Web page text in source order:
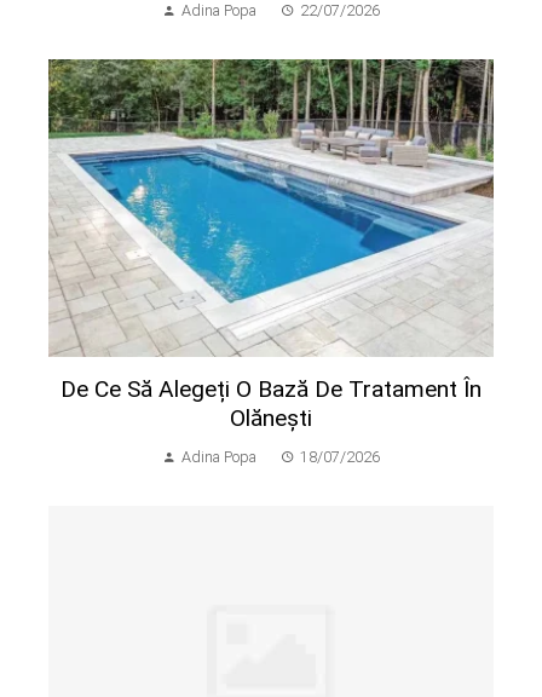
Adina Popa 22/07/2026
De Ce Să Alegeți O Bază De Tratament În
Olănești
Adina Popa 18/07/2026